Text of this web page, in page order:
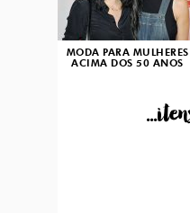
MODA PARA MULHERES
ACIMA DOS 50 ANOS